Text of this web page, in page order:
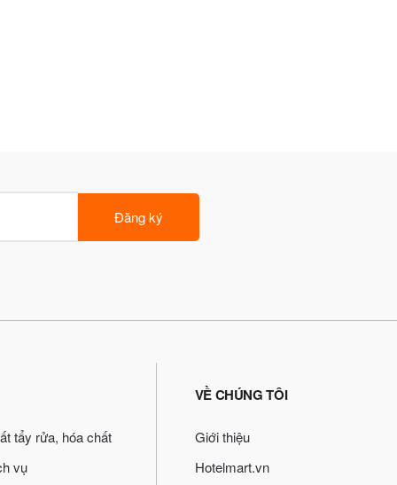
Đăng ký
tẩy rửa, hóa chất
vụ
VỀ CHÚNG TÔI
Giới thiệu
Hotelmart.vn